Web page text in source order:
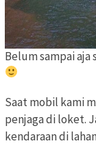
Belum sampai
Saat mobil kami
penjaga di loket.
kendaraan di